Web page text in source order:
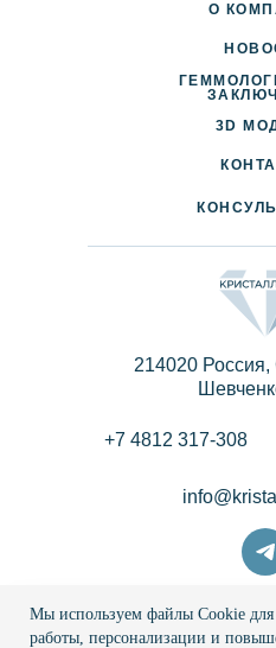
214020
+7 4812 317-308
О
ДОСТАВКА
3D
© 2026
Мы используем файлы Cookie
работы, персонализации и